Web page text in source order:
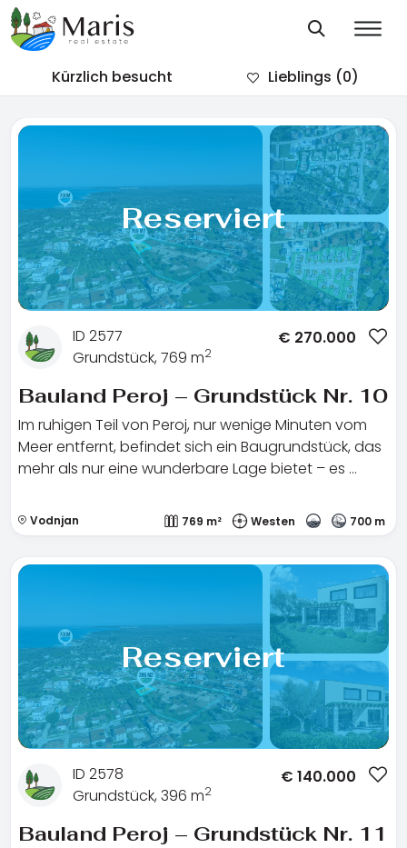
Kürzlich besucht Lieblings (0)
Reserviert
ID 2577
Grundstück, 769 m2
€ 270.000
Bauland Peroj – Grundstück Nr. 10
Im ruhigen Teil von Peroj, nur wenige Minuten vom
Meer entfernt, befindet sich ein Baugrundstück, das
mehr als nur eine wunderbare Lage bietet – es …
Vodnjan 769 m² Westen 700 m
Reserviert
ID 2578
Grundstück, 396 m2
€ 140.000
Bauland Peroj – Grundstück Nr. 11